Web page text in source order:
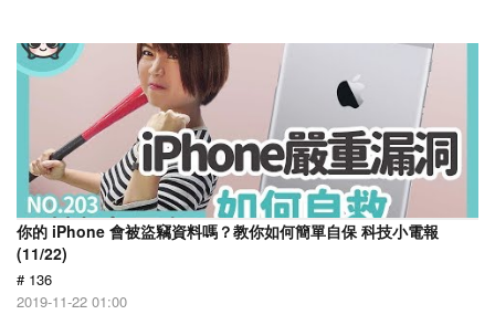
你的 iPhone 會被盜竊資料嗎？教你如何簡單自保 科技小電報
(11/22)
# 136
2019-11-22 01:00